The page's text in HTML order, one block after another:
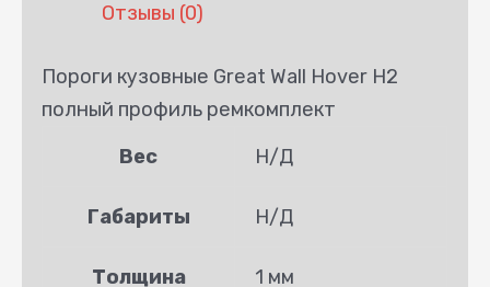
Отзывы (0)
Пороги кузовные Great Wall Hover H2
полный профиль ремкомплект
Вес
Н/Д
Габариты Н/Д
Толщина
1 мм